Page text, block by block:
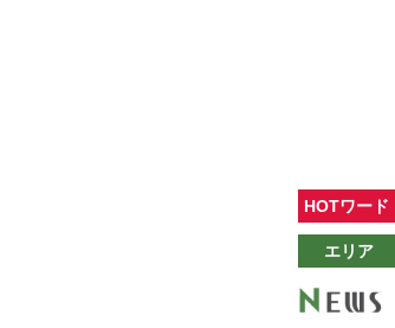
HOTワード
エリア